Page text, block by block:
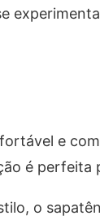
e
é perfeita
o